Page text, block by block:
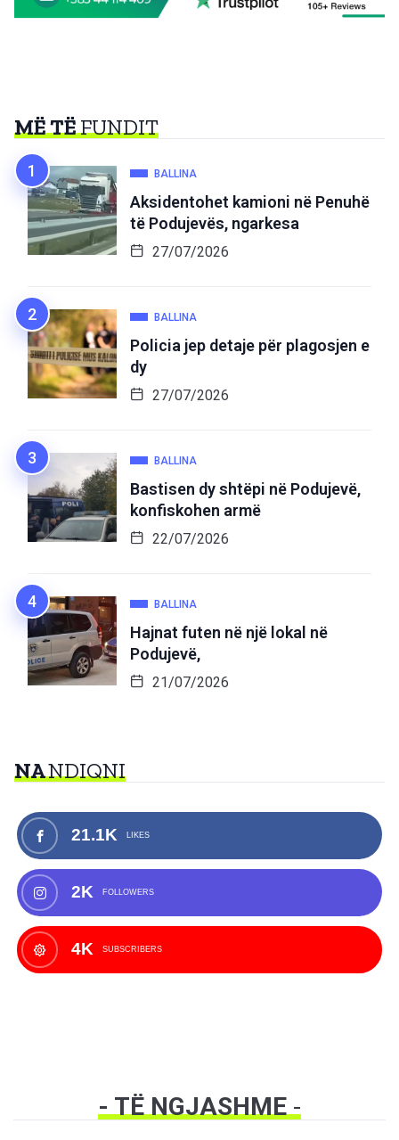
MË TËFUNDIT
BALLINA
Aksidentohet kamioni në Penuhë
të Podujevës, ngarkesa
27/07/2026
BALLINA
Policia jep detaje për plagosjen e
dy
27/07/2026
BALLINA
Bastisen dy shtëpi në Podujevë,
konfiskohen armë
22/07/2026
BALLINA
Hajnat futen në një lokal në
Podujevë,
21/07/2026
NANDIQNI
21.1K LIKES
2K FOLLOWERS
4K SUBSCRIBERS
- TË NGJASHME -